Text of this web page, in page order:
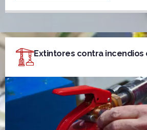
Extintores contra incendios